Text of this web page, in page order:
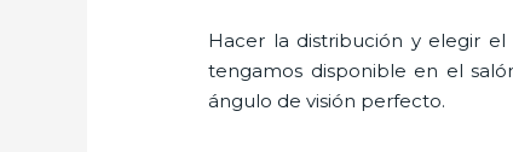
Hacer la distribución y elegir
tengamos disponible en el
ángulo de visión perfecto.